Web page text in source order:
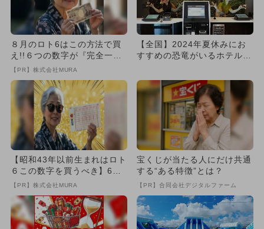
８月のロト6はこの方法で買
え!!６つの数字が『完全一
致』する方法
【PR】株式会社MURA
【全国】2024年夏休みにお
すすめの恐竜がいるホテル・
載...
【昭和43年以前生まれはロト
６この数字を買うべき】6つ
の数字が「完全一致」する
【PR】株式会社MURA
宝くじが当たる人にだけ共通
する“ある特徴”とは？
【PR】合同会社デジタルファーム